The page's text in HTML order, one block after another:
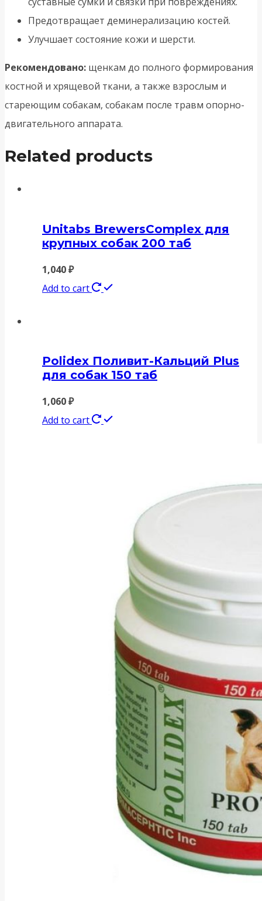
Предотвращает деминерализацию костей.
Улучшает состояние кожи и шерсти.
Рекомендовано: щенкам до полного формирования
костной и хрящевой ткани, а также взрослым и
стареющим собакам, собакам после травм опорно-
двигательного аппарата.
Related products
Unitabs BrewersComplex для
крупных собак 200 таб
1,040₽
Add to cart
Polidex Поливит-Кальций Plus
для собак 150 таб
1,060₽
Add to cart